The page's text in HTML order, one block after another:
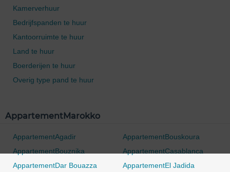
Kamerverhuur
Bedrijfspanden te huur
Kantoorruimte te huur
Land te huur
Boerderijen te huur
Overig type pand te huur
AppartementMarokko
AppartementAgadir
AppartementBouskoura
AppartementBouznika
AppartementCasablanca
AppartementDar Bouazza
AppartementEl Jadida